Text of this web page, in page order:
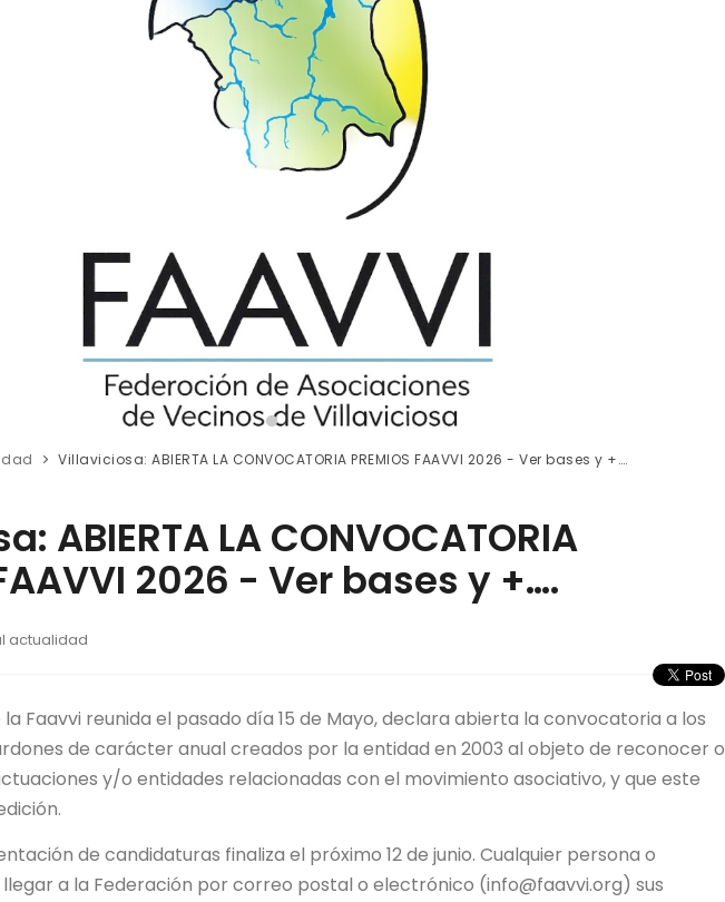
Villaviciosa: ABIERTA LA CONVOCATORIA PREMIOS FAAVVI 2026 - Ver bases y +….
ABIERTA LA CONVOCATORIA
2026 - Ver bases y +….
actualidad
Faavvi reunida el pasado día 15 de Mayo, declara abierta la convocatoria a los
de carácter anual creados por la entidad en 2003 al objeto de reconocer o
y/o entidades relacionadas con el movimiento asociativo, y que este
de candidaturas finaliza el próximo 12 de junio. Cualquier persona o
a la Federación por correo postal o electrónico (info@faavvi.org) sus